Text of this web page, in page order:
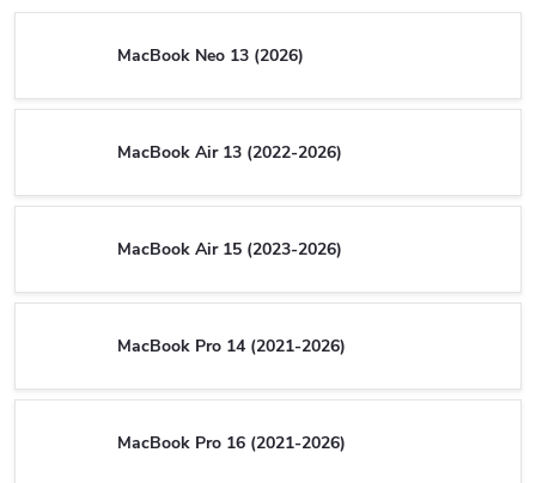
MacBook Neo 13 (2026)
MacBook Air 13 (2022-2026)
MacBook Air 15 (2023-2026)
MacBook Pro 14 (2021-2026)
MacBook Pro 16 (2021-2026)